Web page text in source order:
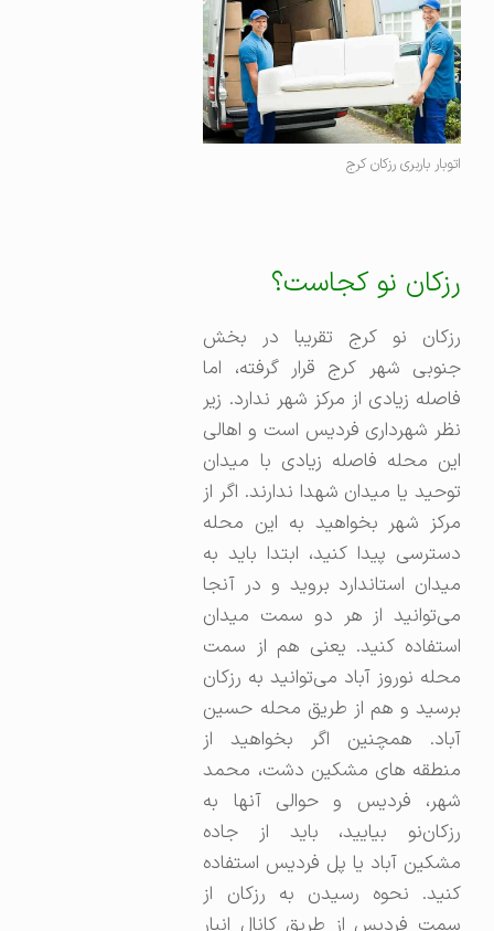
اتوبار باربری رزکان کرج
رزکان نو کجاست؟
رزکان نو کرج تقریبا در بخش
جنوبی شهر کرج قرار گرفته، اما
فاصله زیادی از مرکز شهر ندارد. زیر
نظر شهرداری فردیس است و اهالی
این محله فاصله زیادی با میدان
توحید یا میدان شهدا ندارند. اگر از
مرکز شهر بخواهید به این محله
دسترسی پیدا کنید، ابتدا باید به
میدان استاندارد بروید و در آنجا
می‌توانید از هر دو سمت میدان
استفاده کنید. یعنی هم از سمت
محله نوروز آباد می‌توانید به رزکان
برسید و هم از طریق محله حسین
آباد. همچنین اگر بخواهید از
منطقه های مشکین دشت، محمد
شهر، فردیس و حوالی آنها به
رزکان‌نو بیایید، باید از جاده
مشکین آباد یا پل فردیس استفاده
کنید. نحوه رسیدن به رزکان از